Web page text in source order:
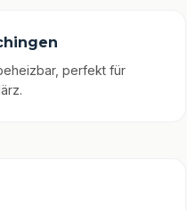
perfekt für